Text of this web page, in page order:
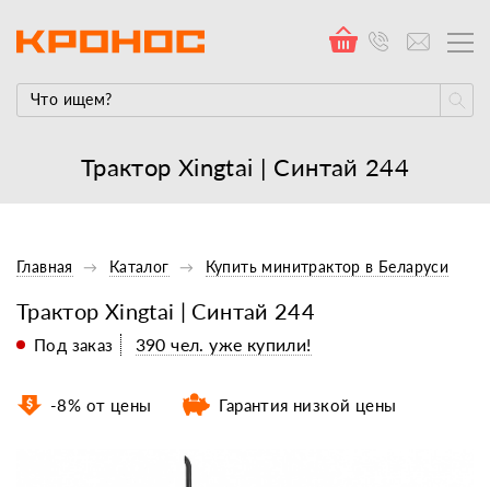
Трактор Xingtai | Синтай 244
Главная Каталог Купить минитрактор в Беларуси
Трактор Xingtai | Синтай 244
Под заказ 390 чел. уже купили!
-8% от цены Гарантия низкой цены